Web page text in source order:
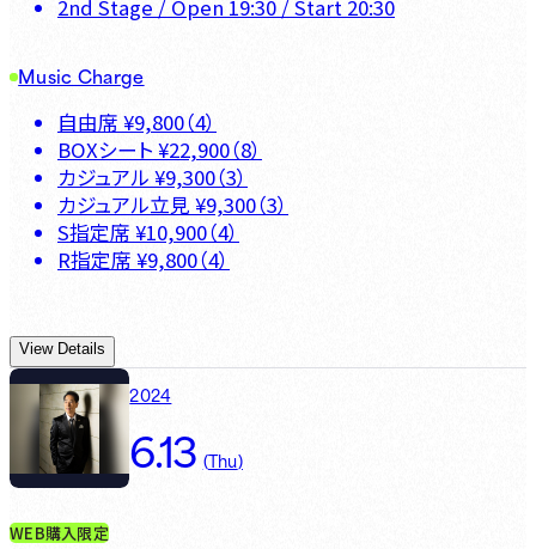
2nd Stage / Open 19:30 / Start 20:30
Music Charge
自由席 ¥9,800（4）
BOXシート ¥22,900（8）
カジュアル ¥9,300（3）
カジュアル立見 ¥9,300（3）
S指定席 ¥10,900（4）
R指定席 ¥9,800（4）
View Details
2024
6.13 (Thu)
WEB購入限定